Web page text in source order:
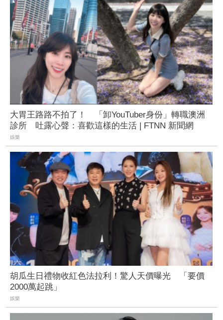
大胃王路路不拍了！ 「卸YouTuber身份」轉職澳洲
診所 吐露心聲：喜歡這樣的生活 | FTNN 新聞網
娛樂
胡瓜生日禮物收紅色法拉利！驚人天價曝光 「要價
2000萬起跳」
娛樂